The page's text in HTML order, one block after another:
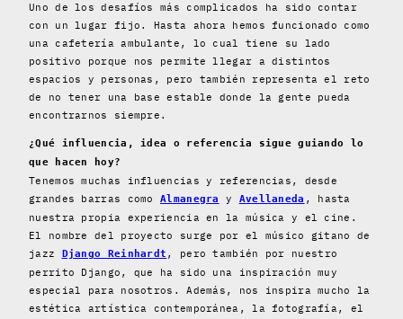
Uno de los desafíos más complicados ha sido contar
con un lugar fijo. Hasta ahora hemos funcionado como
una cafetería ambulante, lo cual tiene su lado
positivo porque nos permite llegar a distintos
espacios y personas, pero también representa el reto
de no tener una base estable donde la gente pueda
encontrarnos siempre.
¿Qué influencia, idea o referencia sigue guiando lo
que hacen hoy?
Tenemos muchas influencias y referencias, desde
grandes barras comoAlmanegra y Avellaneda , hasta
nuestra propia experiencia en la música y el cine.
El nombre del proyecto surge por el músico gitano de
jazz
Django Reinhardt , pero también por nuestro
perrito Django, que ha sido una inspiración muy
especial para nosotros. Además, nos inspira mucho la
estética artística contemporánea, la fotografía, el